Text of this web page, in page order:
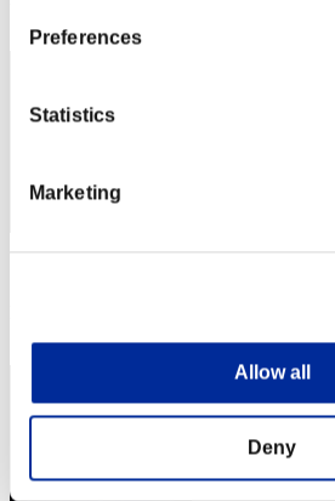
Preferences
Statistics
Marketing
Allow all
Deny